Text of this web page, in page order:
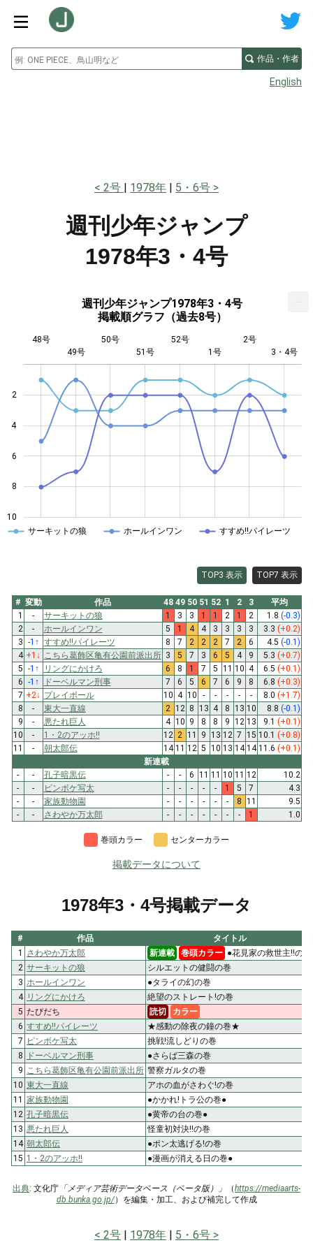
作品・作者
English
2号 1978年 5・6号
週刊少年ジャンプ
1978年3・4号
週刊少年ジャンプ1978年3・4号
掲載順グラフ（過去8号）
2
4
6
8
10
48号
49号
50号
51号
52号
1号
2号
3・4号
サーキットの狼 ホールインワン すすめ!!パイレーツ
TOP3 表示 TOP7 表示
# 変動 作品 48 49 50 51 52 1 2 3
平均
1
- サーキットの狼 1 3 3 1 1 2 1 2 1.8 (-0.3)
2
- ホールインワン 5 1 4 4 3 3 3 3 3.3 (+0.2)
3 -1 ↑ すすめ!!パイレーツ 8 7 2 2 2 7 2 6 4.5 (-0.1)
4 +1 ↓ こちら葛飾区亀有公園前派出所 3 5 7 3 6 5 4 9 5.3 (+0.7)
5 -1 ↑ リングにかけろ 6 8 1 7 5 11 10 4 6.5 (+0.1)
6 -1 ↑ ドーベルマン刑事 7 6 5 6 7 6 9 8 6.8 (+0.3)
7 +2↓ プレイボール 10 4 10 - - - - - 8.0 (+1.7)
8
- 東大一直線 2 12 8 13 4 8 13 10 8.8 (-0.1)
9
- 悪たれ巨人 4 10 9 8 8 9 12 13 9.1 (+0.1)
10
- 1・2のアッホ!! 12 2 11 9 13 12 7 15 10.1 (+0.8)
11
- 朝太郎伝 14 11 12 5 10 13 14 14 11.6 (+0.1)
新連載
-
- 孔子暗黒伝 - - 6 11 11 10 11 12
10.2
-
- ピンボケ写太 - - - - - 1 5 7
4.3
-
- 家族動物園 - - - - - - 8 11
9.5
-
- さわやか万太郎 - - - - - - - 1 1.0
巻頭カラー センターカラー
掲載データについて
1978年3・4号掲載データ
# 作品
タイトル
1
さわやか万太郎 新連載 巻頭カラー ●花見家の救世主!!の巻
2 サーキットの狼
シルエットの健闘の巻
3 ホールインワン
●タライの幻の巻
4 リングにかけろ
絶望のストレート!の巻
5 たびだち 読切
カラー
6 すすめ!!パイレーツ
★感動の除夜の鐘の巻★
7 ピンボケ写太
挑戦!流しどりの巻
8
ドーベルマン刑事
●さらば三森の巻
9
こちら葛飾区亀有公園前派出所 警察ガルタの巻
10 東大一直線
アホの血がさわぐ!の巻
11 家族動物園
●かかれ!トラ公の巻●
12 孔子暗黒伝
●黄帝の台の巻●
13 悪たれ巨人
怪童初対決!!の巻
14 朝太郎伝
●ポン太逃げる!の巻
15 1・2のアッホ!! ●漫画が消える日の巻●
出典: 文化庁 「メディア芸術データベース（ベータ版）」 （https://mediaarts-
db.bunka.go.jp/）を編集・加工、および補完して作成
2号 1978年 5・6号